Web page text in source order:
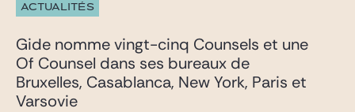
ACTUALITÉS
Gide nomme vingt-cinq Counsels et une
Of Counsel dans ses bureaux de
Bruxelles, Casablanca, New York, Paris et
Varsovie